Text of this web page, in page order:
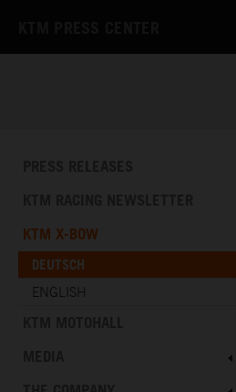
KTM X-BOW
DEUTSCH
ENGLISH